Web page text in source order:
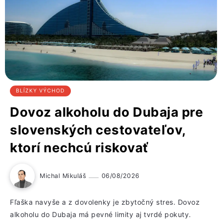
BLÍZKY VÝCHOD
Dovoz alkoholu do Dubaja pre
slovenských cestovateľov,
ktorí nechcú riskovať
Michal Mikuláš 06/08/2026
Fľaška navyše a z dovolenky je zbytočný stres. Dovoz
alkoholu do Dubaja má pevné limity aj tvrdé pokuty.